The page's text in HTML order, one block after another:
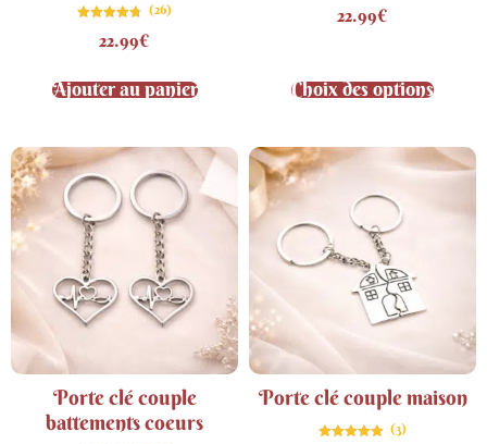
4.73
sur 5
(26)
22.99€
Ajouter au panier
4.72
sur 5
22.99€
Choix des options
Porte clé couple
battements coeurs
Porte clé couple maison
(3)